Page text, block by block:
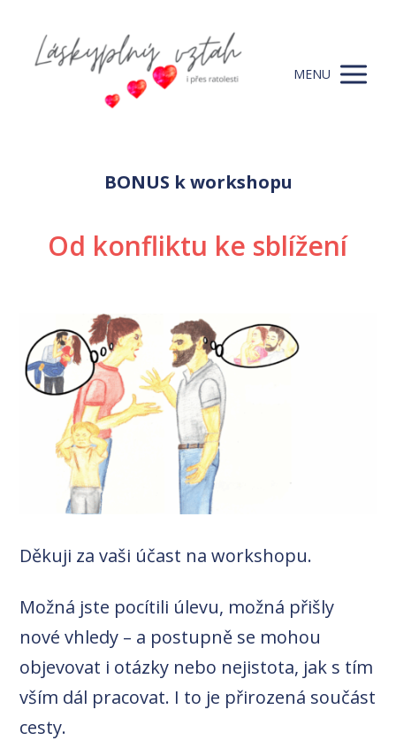
MENU
BONUS k workshopu
Od konfliktu ke sblížení
Děkuji za vaši účast na workshopu.
Možná jste pocítili úlevu, možná přišly
nové vhledy – a postupně se mohou
objevovat i otázky nebo nejistota, jak s tím
vším dál pracovat. I to je přirozená součást
cesty.